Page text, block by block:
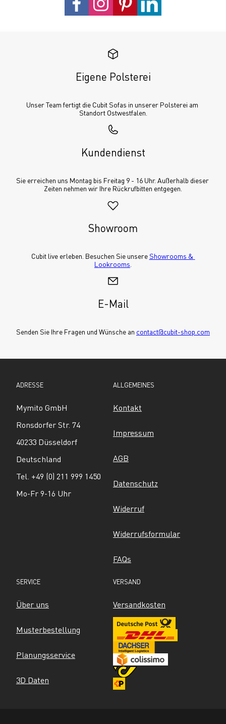
Eigene Polsterei
Unser Team fertigt die Cubit Sofas in unserer Polsterei am
Standort Ostwestfalen.
Kundendienst
Sie erreichen uns Montag bis Freitag 9 - 16 Uhr. Außerhalb dieser
Zeiten nehmen wir Ihre Rückrufbitten entgegen.
Showroom
Cubit live erleben. Besuchen Sie unsere Showrooms &
Lookrooms
E-Mail
Senden Sie Ihre Fragen und Wünsche an contact@cubit-shop.com
ADRESSE
Mymito GmbH
Ronsdorfer Str. 74
40233 Düsseldorf
Deutschland
Tel. +49 (0) 211 999 1450
Mo-Fr 9-16 Uhr
ALLGEMEINES
Kontakt
Impressum
AGB
Datenschutz
Widerruf
Widerrufsformular
FAQs
SERVICE
Über uns
Musterbestellung
Planungsservice
3D Daten
VERSAND
Versandkosten